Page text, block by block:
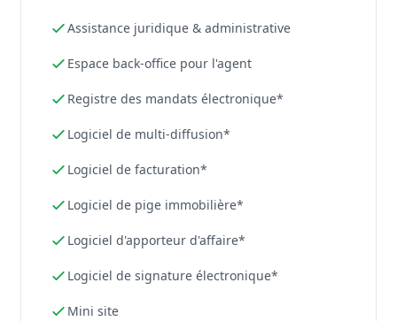
Assistance juridique & administrative
Espace back-office pour l'agent
Registre des mandats électronique*
Logiciel de multi-diffusion*
Logiciel de facturation*
Logiciel de pige immobilière*
Logiciel d'apporteur d'affaire*
Logiciel de signature électronique*
Mini site